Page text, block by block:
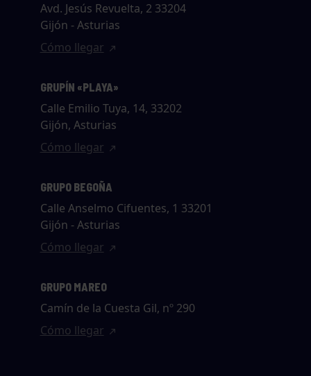
Avd. Jesús Revuelta, 2 33204
Gijón - Asturias
Cómo llegar
GRUPÍN «PLAYA»
Calle Emilio Tuya, 14, 33202
Gijón, Asturias
Cómo llegar
GRUPO BEGOÑA
Calle Anselmo Cifuentes, 1 33201
Gijón - Asturias
Cómo llegar
GRUPO MAREO
Camín de la Cuesta Gil, nº 290
Cómo llegar